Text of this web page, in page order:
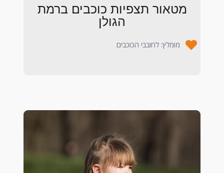
מטאור תצפיות כוכבים ברמת
הגולן
מומלץ: לחובבי הכוכבים